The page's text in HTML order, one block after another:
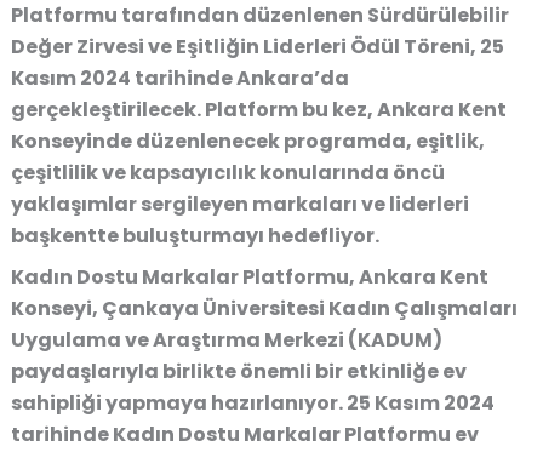
Platformu tarafından düzenlenen Sürdürülebilir
Değer Zirvesi ve Eşitliğin Liderleri Ödül Töreni, 25
Kasım 2024 tarihinde Ankara’da
gerçekleştirilecek. Platform bu kez, Ankara Kent
Konseyinde düzenlenecek programda, eşitlik,
çeşitlilik ve kapsayıcılık konularında öncü
yaklaşımlar sergileyen markaları ve liderleri
başkentte buluşturmayı hedefliyor.
Kadın Dostu Markalar Platformu, Ankara Kent
Konseyi, Çankaya Üniversitesi Kadın Çalışmaları
Uygulama ve Araştırma Merkezi (KADUM)
paydaşlarıyla birlikte önemli bir etkinliğe ev
sahipliği yapmaya hazırlanıyor. 25 Kasım 2024
tarihinde Kadın Dostu Markalar Platformu ev